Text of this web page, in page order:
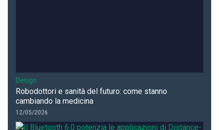
Design
Robodottori e sanità del futuro: come stanno
cambiando la medicina
12/05/2026